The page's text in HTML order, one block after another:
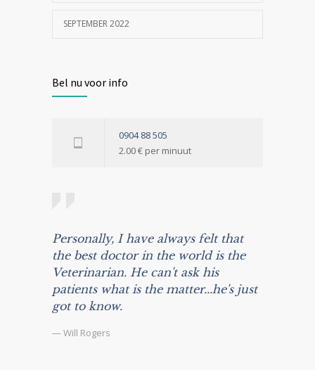
SEPTEMBER 2022
Bel nu voor info
0904 88 505
2.00 € per minuut
Personally, I have always felt that
the best doctor in the world is the
Veterinarian. He can't ask his
patients what is the matter...he's just
got to know.
— Will Rogers